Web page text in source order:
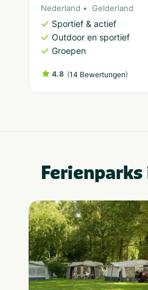
Nederland Gelderland
Sportief & actief
Outdoor en sportief
Groepen
4.8 (14 Bewertungen)